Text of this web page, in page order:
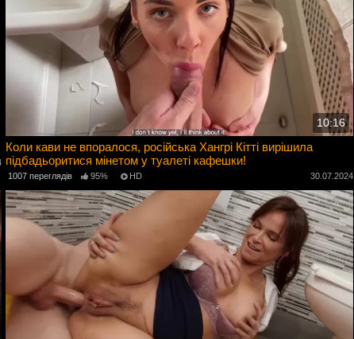
10:16
Коли кави не впоралося, російська Хангрі Кітті вирішила
підбадьоритися мінетом у туалеті кафешки!
1007 переглядів 95% HD 30.07.2024